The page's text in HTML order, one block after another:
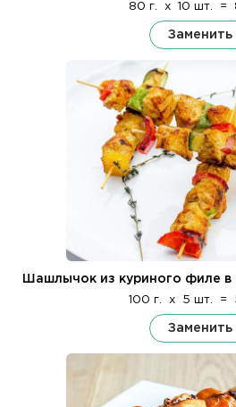
80 г. x 10 шт. =
Заменить
Шашлычок из куриного филе в
100 г. x 5 шт. =
Заменить